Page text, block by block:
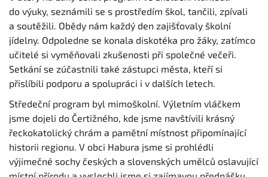
do výuky, seznámili se s prostředím škol, tančili, zpívali
a soutěžili. Obědy nám každý den zajišťovaly školní
jídelny. Odpoledne se konala diskotéka pro žáky, zatímco
učitelé si vyměňovali zkušenosti při společné večeři.
Setkání se zúčastnili také zástupci města, kteří si
přislíbili podporu a spolupráci i v dalších letech.
Středeční program byl mimoškolní. Výletním vláčkem
jsme dojeli do Čertižného, kde jsme navštívili krásný
řeckokatolický chrám a pamětní místnost připomínající
historii regionu. V obci Habura jsme si prohlédli
výjimečné sochy českých a slovenských umělců oslavující